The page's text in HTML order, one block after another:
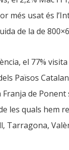
més usat és
de la de
el 77%
Països
de
les quals hem
Tarragona,